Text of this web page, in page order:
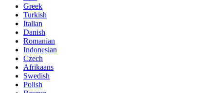
Greek
Turkish
Italian
Danish
Romanian
Indonesian
Czech
Afrikaans
Swedish
Polish